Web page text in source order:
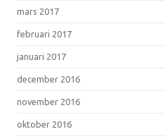
mars 2017
februari 2017
januari 2017
december 2016
november 2016
oktober 2016